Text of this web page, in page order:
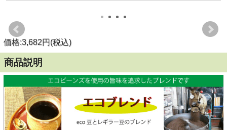
価格:3,682円(税込)
商品説明